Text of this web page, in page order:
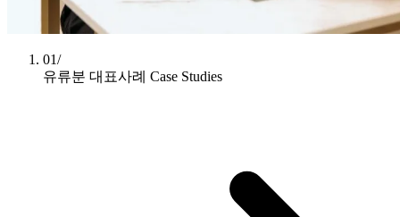
01/
유류분 대표사례 Case Studies